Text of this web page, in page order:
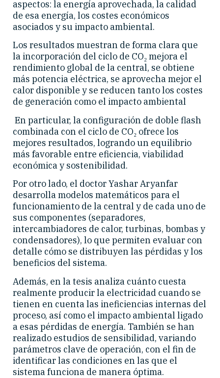
aspectos: la energía aprovechada, la calidad
de esa energía, los costes económicos
asociados y su impacto ambiental.
Los resultados muestran de forma clara que
la incorporación del ciclo de CO₂ mejora el
rendimiento global de la central, se obtiene
más potencia eléctrica, se aprovecha mejor el
calor disponible y se reducen tanto los costes
de generación como el impacto ambiental
En particular, la configuración de doble flash
combinada con el ciclo de CO₂ ofrece los
mejores resultados, logrando un equilibrio
más favorable entre eficiencia, viabilidad
económica y sostenibilidad.
Por otro lado, el doctor Yashar Aryanfar
desarrolla modelos matemáticos para el
funcionamiento de la central y de cada uno de
sus componentes (separadores,
intercambiadores de calor, turbinas, bombas y
condensadores), lo que permiten evaluar con
detalle cómo se distribuyen las pérdidas y los
beneficios del sistema.
Además, en la tesis analiza cuánto cuesta
realmente producir la electricidad cuando se
tienen en cuenta las ineficiencias internas del
proceso, así como el impacto ambiental ligado
a esas pérdidas de energía. También se han
realizado estudios de sensibilidad, variando
parámetros clave de operación, con el fin de
identificar las condiciones en las que el
sistema funciona de manera óptima.